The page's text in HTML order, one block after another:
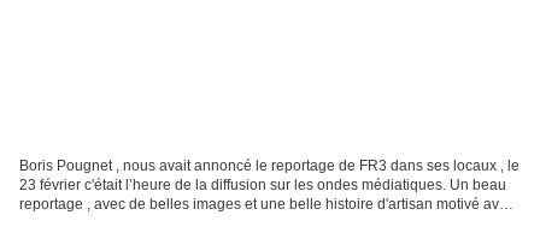
Boris Pougnet , nous avait annoncé le reportage de FR3 dans ses locaux , le
23 février c'était l’heure de la diffusion sur les ondes médiatiques. Un beau
reportage , avec de belles images et une belle histoire d'artisan motivé avec